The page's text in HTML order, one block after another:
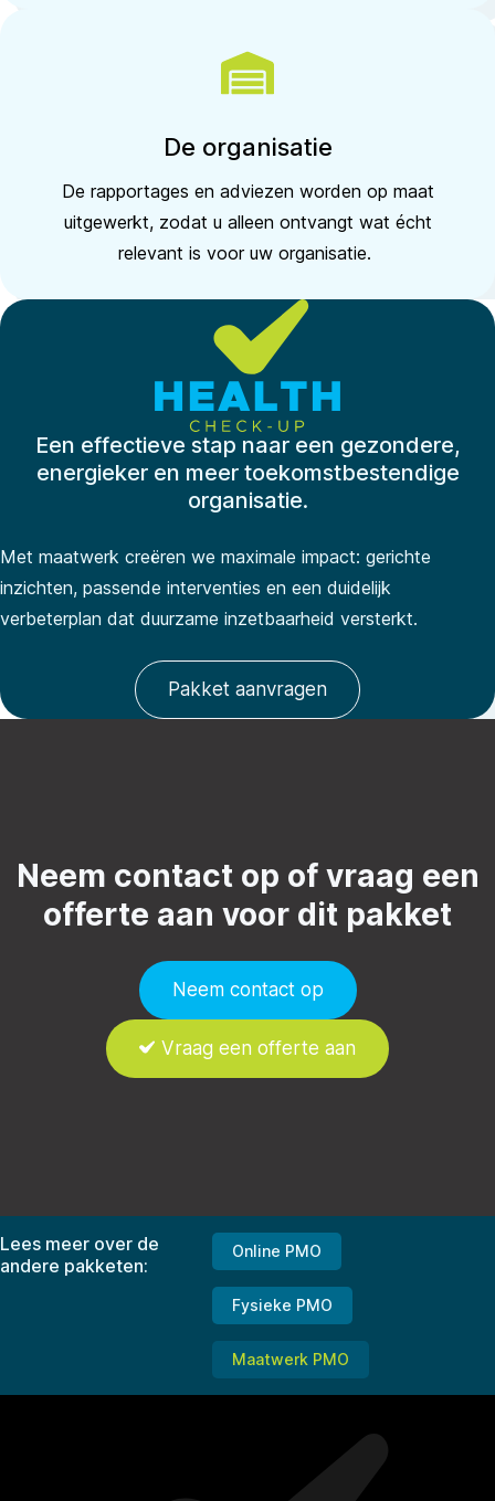
De organisatie
De rapportages en adviezen worden op maat
uitgewerkt, zodat u alleen ontvangt wat écht
relevant is voor uw organisatie.
Een effectieve stap naar een gezondere,
energieker en meer toekomstbestendige
organisatie.
Met maatwerk creëren we maximale impact: gerichte
inzichten, passende interventies en een duidelijk
verbeterplan dat duurzame inzetbaarheid versterkt.
Pakket aanvragen
Neem contact op of vraag een
offerte aan voor dit pakket
Neem contact op
Vraag een offerte aan
Lees meer over de
andere pakketen:
Online PMO
Fysieke PMO
Maatwerk PMO